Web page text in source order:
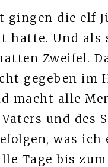
gingen die elf
hatte. Und als
Zweifel.
gegeben im
macht alle
und des
was ich
Tage bis